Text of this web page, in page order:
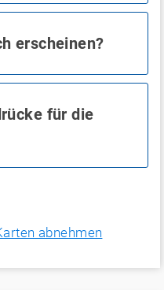
erscheinen?
für die
abnehmen